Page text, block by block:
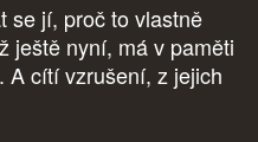
se jí, proč to vlastně
ještě nyní, má v paměti
A cítí vzrušení, z jejich